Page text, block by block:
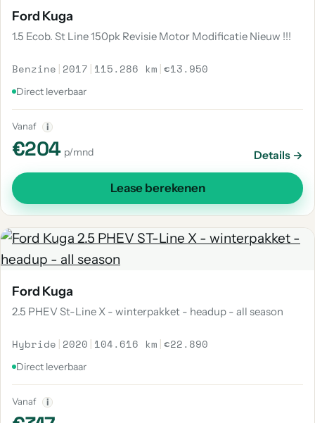
Ford Kuga
1.5 Ecob. St Line 150pk Revisie Motor Modificatie Nieuw !!!
Benzine | 2017 | 115.286 km |€13.950
Direct leverbaar
Vanaf i
€204 p/mnd Details →
Lease berekenen
Ford Kuga
2.5 PHEV St-Line X - winterpakket - headup - all season
Hybride | 2020 | 104.616 km |€22.890
Direct leverbaar
Vanaf i